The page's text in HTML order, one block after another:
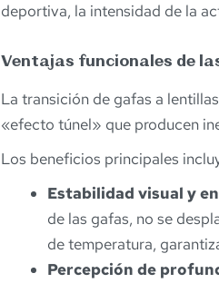
deportiva, la intensidad de la
Ventajas funcionales de
La transición de gafas a
«efecto túnel» que producen
Los beneficios principales
Estabilidad visual y
de las gafas, no se
de temperatura,
Percepción de